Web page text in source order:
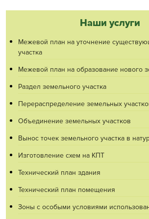
Наши услуги
Межевой план на уточнение
участка
Межевой план на образование нового
Раздел земельного участка
Перераспределение земельных
Объединение земельных участков
Вынос точек земельного участка в
Изготовление схем на КПТ
Технический план здания
Технический план помещения
Зоны с особыми условиями